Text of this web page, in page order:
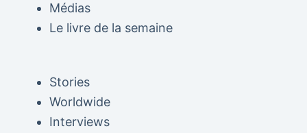
Médias
Le livre de la semaine
Stories
Worldwide
Interviews